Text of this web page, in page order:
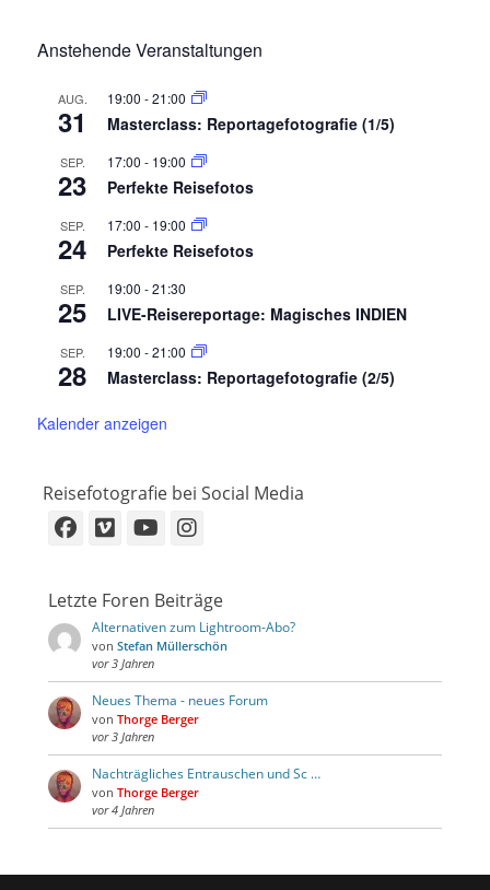
Anstehende Veranstaltungen
AUG.
31
19:00 -21:00
Masterclass: Reportagefotografie (1/5)
SEP.
23
17:00 - 19:00
Perfekte Reisefotos
SEP.
24
17:00 - 19:00
Perfekte Reisefotos
SEP.
25
19:00 -21:30
LIVE-Reisereportage: Magisches INDIEN
SEP.
28
19:00 -21:00
Masterclass: Reportagefotografie (2/5)
Kalender anzeigen
Reisefotografie bei Social Media
Facebook
VimeoYouTube
Instagram
Letzte Foren Beiträge
Alternativen zum Lightroom-Abo?
von Stefan Müllerschön
vor 3 Jahren
Neues Thema - neues Forum
von Thorge Berger
vor 3 Jahren
Nachträgliches Entrauschen und Sc …
von Thorge Berger
vor 4 Jahren